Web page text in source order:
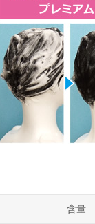
含量